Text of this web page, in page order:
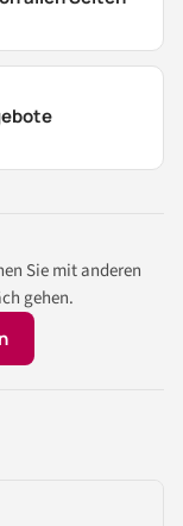
Sie mit anderen
gehen.